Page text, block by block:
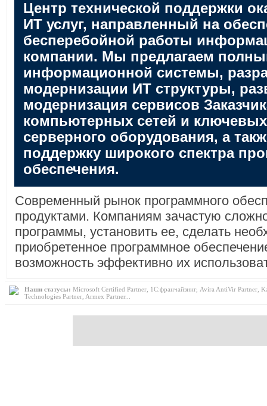
Центр технической поддержки
ИТ услуг, направленный на
бесперебойной работы
компании. Мы предлагаем
информационной системы,
модернизации ИТ структуры,
модернизация сервисов
компьютерных сетей и
серверного оборудования, а
поддержку широкого спектра
обеспечения.
Современный рынок программного
продуктами. Компаниям зачастую
программы, установить ее, сделать
приобретенное программное
возможность эффективно их
Наши статусы: Microsoft Certified Partner, 1С:франчайзинг, Avira AntiVir Partner,
Technologies Partner, Armex Partner...